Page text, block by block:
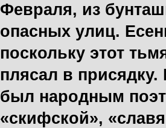
Февраля, из
опасных улиц.
поскольку этот
плясал в
был народным
«скифской»,